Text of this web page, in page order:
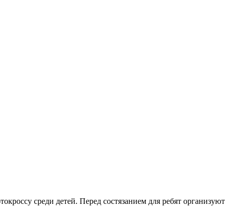
среди детей. Перед состязанием для ребят организуют